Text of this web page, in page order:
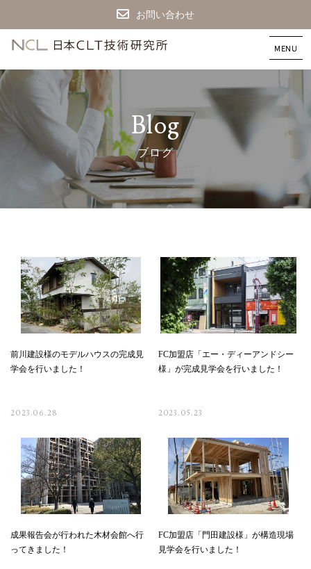
お問い合わせ
CLT
築
CLT
所
Blog
ブログ
前川建設様のモデルハウスの完成見
学会を行いました！
2023.06.28
FC加盟店「エー・ディーアンドシー
様」が完成見学会を行いました！
2023.05.23
成果報告会が行われた木材会館へ行
ってきました！
FC加盟店「門田建設様」が構造現場
見学会を行いました！